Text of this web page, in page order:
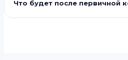
Что будет после первичной